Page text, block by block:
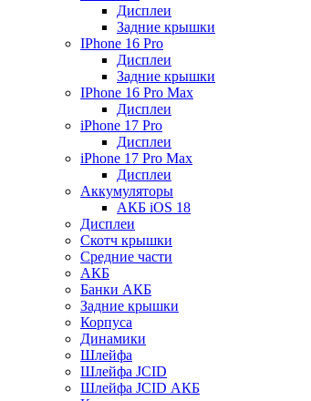
Дисплеи
Задние крышки
IPhone 16 Pro
Дисплеи
Задние крышки
IPhone 16 Pro Max
Дисплеи
iPhone 17 Pro
Дисплеи
iPhone 17 Pro Max
Дисплеи
Аккумуляторы
АКБ iOS 18
Дисплеи
Скотч крышки
Средние части
АКБ
Банки АКБ
Задние крышки
Корпуса
Динамики
Шлейфа
Шлейфа JCID
Шлейфа JCID АКБ